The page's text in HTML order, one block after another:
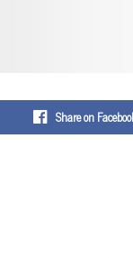
Share on